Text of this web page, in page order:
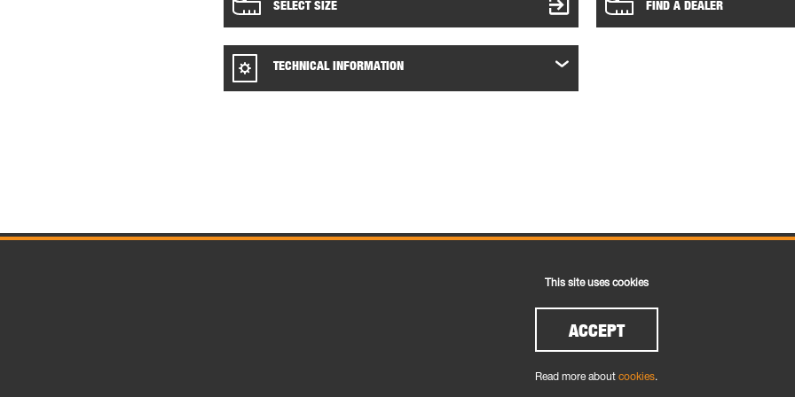
SELECT SIZE FIND A DEALER
TECHNICAL INFORMATION
This site uses cookies
ACCEPT
Read more about cookies.